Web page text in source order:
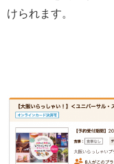
けられます。